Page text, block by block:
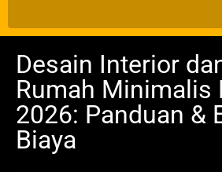
Desain Interior
Rumah Minimalis
2026: Panduan &
Biaya